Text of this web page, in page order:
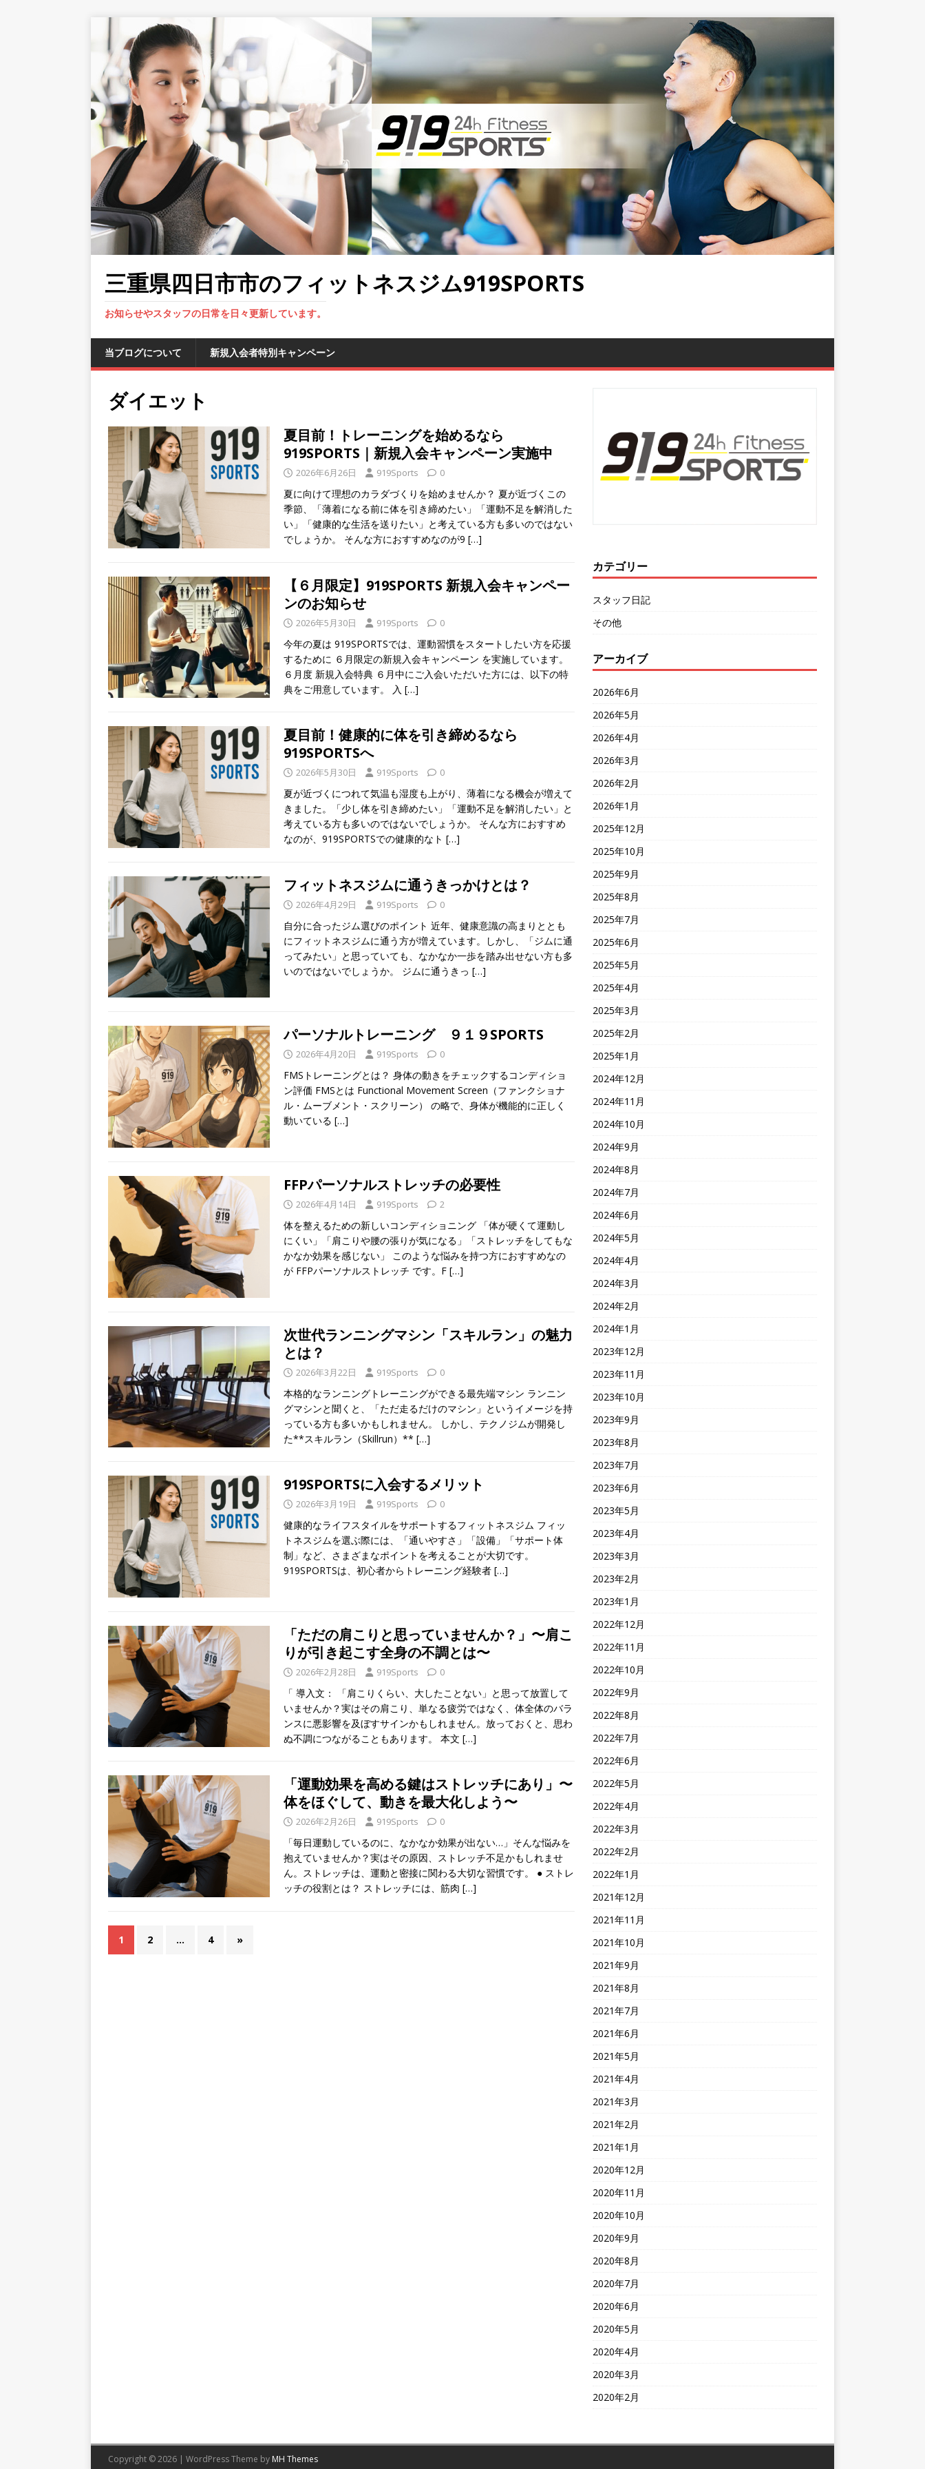
三重県四日市市のフィットネスジム919SPORTS
お知らせやスタッフの日常を日々更新しています。
当ブログについて 新規入会者特別キャンペーン
ダイエット
夏目前！トレーニングを始めるなら
919SPORTS｜新規入会キャンペーン実施中
2026年6月26日 919Sports 0
夏に向けて理想のカラダづくりを始めませんか？ 夏が近づくこの
季節、「薄着になる前に体を引き締めたい」「運動不足を解消した
い」「健康的な生活を送りたい」と考えている方も多いのではない
でしょうか。 そんな方におすすめなのが9 […]
【６月限定】919SPORTS 新規入会キャンペー
ンのお知らせ
2026年5月30日 919Sports 0
今年の夏は 919SPORTSでは、運動習慣をスタートしたい方を応援
するために ６月限定の新規入会キャンペーン を実施しています。
６月度 新規入会特典 ６月中にご入会いただいた方には、以下の特
典をご用意しています。 入 […]
夏目前！健康的に体を引き締めるなら
919SPORTSへ
2026年5月30日 919Sports 0
夏が近づくにつれて気温も湿度も上がり、薄着になる機会が増えて
きました。「少し体を引き締めたい」「運動不足を解消したい」と
考えている方も多いのではないでしょうか。 そんな方におすすめ
なのが、919SPORTSでの健康的なト […]
フィットネスジムに通うきっかけとは？
2026年4月29日 919Sports 0
自分に合ったジム選びのポイント 近年、健康意識の高まりととも
にフィットネスジムに通う方が増えています。しかし、「ジムに通
ってみたい」と思っていても、なかなか一歩を踏み出せない方も多
いのではないでしょうか。 ジムに通うきっ […]
パーソナルトレーニング ９１９SPORTS
2026年4月20日 919Sports 0
FMSトレーニングとは？ 身体の動きをチェックするコンディショ
ン評価 FMSとは Functional Movement Screen（ファンクショナ
ル・ムーブメント・スクリーン） の略で、身体が機能的に正しく
動いている […]
FFPパーソナルストレッチの必要性
2026年4月14日 919Sports 2
体を整えるための新しいコンディショニング 「体が硬くて運動し
にくい」「肩こりや腰の張りが気になる」「ストレッチをしてもな
かなか効果を感じない」 このような悩みを持つ方におすすめなの
が FFPパーソナルストレッチ です。F […]
次世代ランニングマシン「スキルラン」の魅力
とは？
2026年3月22日 919Sports 0
本格的なランニングトレーニングができる最先端マシン ランニン
グマシンと聞くと、「ただ走るだけのマシン」というイメージを持
っている方も多いかもしれません。 しかし、テクノジムが開発し
た**スキルラン（Skillrun）** […]
919SPORTSに入会するメリット
2026年3月19日 919Sports 0
健康的なライフスタイルをサポートするフィットネスジム フィッ
トネスジムを選ぶ際には、「通いやすさ」「設備」「サポート体
制」など、さまざまなポイントを考えることが大切です。
919SPORTSは、初心者からトレーニング経験者 […]
「ただの肩こりと思っていませんか？」〜肩こ
りが引き起こす全身の不調とは〜
2026年2月28日 919Sports 0
「 導入文： 「肩こりくらい、大したことない」と思って放置して
いませんか？実はその肩こり、単なる疲労ではなく、体全体のバラ
ンスに悪影響を及ぼすサインかもしれません。放っておくと、思わ
ぬ不調につながることもあります。 本文 […]
「運動効果を高める鍵はストレッチにあり」〜
体をほぐして、動きを最大化しよう〜
2026年2月26日 919Sports 0
「毎日運動しているのに、なかなか効果が出ない…」そんな悩みを
抱えていませんか？実はその原因、ストレッチ不足かもしれませ
ん。ストレッチは、運動と密接に関わる大切な習慣です。 ● ストレ
ッチの役割とは？ ストレッチには、筋肉 […]
1 2 … 4 »
カテゴリー
スタッフ日記
その他
アーカイブ
2026年6月
2026年5月
2026年4月
2026年3月
2026年2月
2026年1月
2025年12月
2025年10月
2025年9月
2025年8月
2025年7月
2025年6月
2025年5月
2025年4月
2025年3月
2025年2月
2025年1月
2024年12月
2024年11月
2024年10月
2024年9月
2024年8月
2024年7月
2024年6月
2024年5月
2024年4月
2024年3月
2024年2月
2024年1月
2023年12月
2023年11月
2023年10月
2023年9月
2023年8月
2023年7月
2023年6月
2023年5月
2023年4月
2023年3月
2023年2月
2023年1月
2022年12月
2022年11月
2022年10月
2022年9月
2022年8月
2022年7月
2022年6月
2022年5月
2022年4月
2022年3月
2022年2月
2022年1月
2021年12月
2021年11月
2021年10月
2021年9月
2021年8月
2021年7月
2021年6月
2021年5月
2021年4月
2021年3月
2021年2月
2021年1月
2020年12月
2020年11月
2020年10月
2020年9月
2020年8月
2020年7月
2020年6月
2020年5月
2020年4月
2020年3月
2020年2月
Copyright © 2026 | WordPress Theme by MH Themes